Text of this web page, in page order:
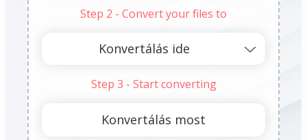
Step 2 - Convert your files to
Step 3 - Start converting